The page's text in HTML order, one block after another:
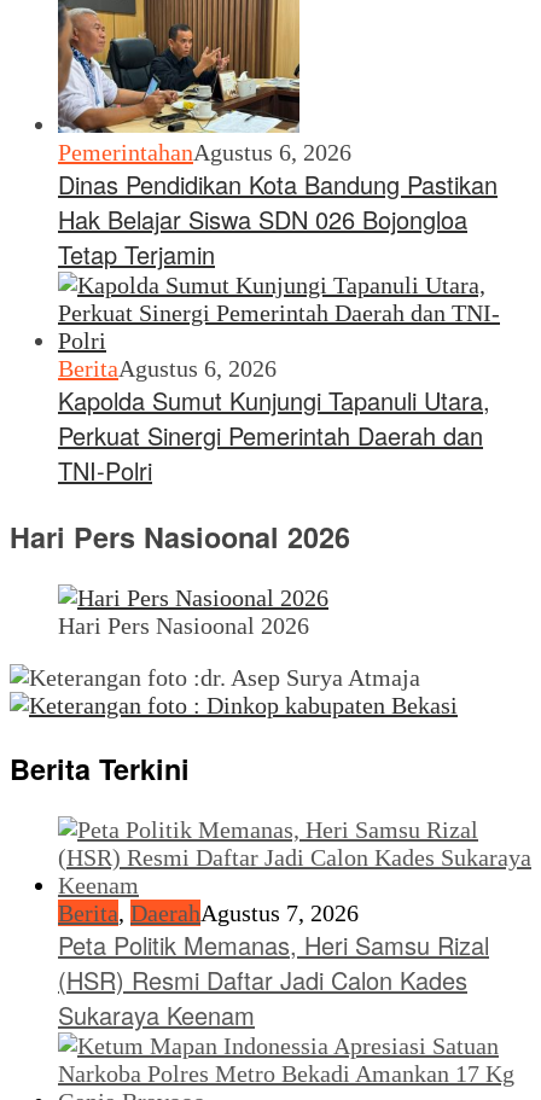
PemerintahanAgustus 6, 2026
Dinas Pendidikan Kota Bandung Pastikan
Hak Belajar Siswa SDN 026 Bojongloa
Tetap Terjamin
BeritaAgustus 6, 2026
Kapolda Sumut Kunjungi Tapanuli Utara,
Perkuat Sinergi Pemerintah Daerah dan
TNI-Polri
Hari Pers Nasioonal 2026
Hari Pers Nasioonal 2026
Berita Terkini
Berita, DaerahAgustus 7, 2026
Peta Politik Memanas, Heri Samsu Rizal
(HSR) Resmi Daftar Jadi Calon Kades
Sukaraya Keenam